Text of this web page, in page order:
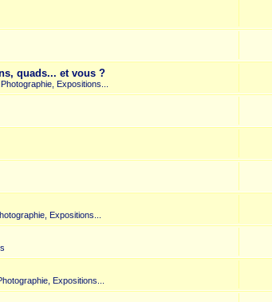
quads... et vous ?
Expositions...
Expositions...
Expositions...